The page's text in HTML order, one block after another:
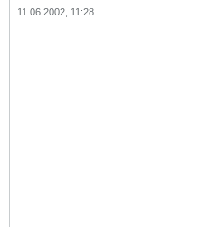
11.06.2002, 11:28